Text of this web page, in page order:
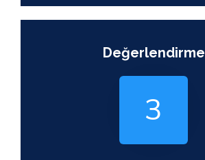
Değerlendirme
3